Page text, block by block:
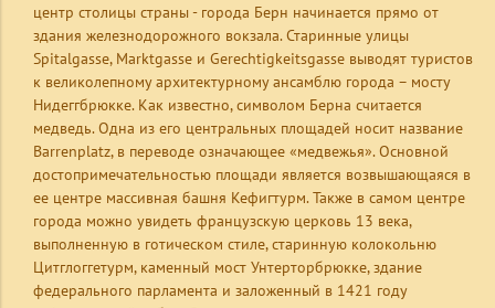
центр столицы страны - города Берн начинается прямо от
здания железнодорожного вокзала. Старинные улицы
Spitalgasse, Marktgasse и Gerechtigkeitsgasse выводят туристов
к великолепному архитектурному ансамблю города – мосту
Нидеггбрюкке. Как известно, символом Берна считается
медведь. Одна из его центральных площадей носит название
Barrenplatz, в переводе означающее «медвежья». Основной
достопримечательностью площади является возвышающаяся в
ее центре массивная башня Кефигтурм. Также в самом центре
города можно увидеть французскую церковь 13 века,
выполненную в готическом стиле, старинную колокольню
Цитглоггетурм, каменный мост Унтерторбрюкке, здание
федерального парламента и заложенный в 1421 году